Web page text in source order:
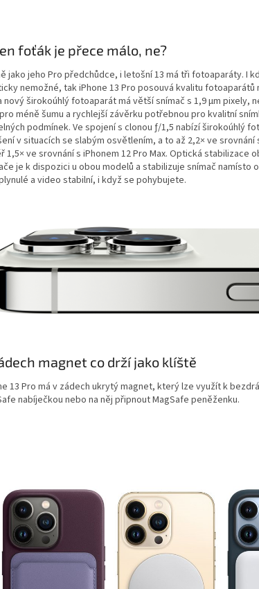
foťák je přece málo, ne?
jako jeho Pro předchůdce, i letošní 13 má tři fotoaparáty. I
nemožné, tak iPhone 13 Pro posouvá kvalitu fotoaparátů
nový širokoúhlý fotoaparát má větší snímač s 1,9 µm pixely,
méně šumu a rychlejší závěrku potřebnou pro kvalitní
podmínek. Ve spojení s clonou ƒ/1,5 nabízí širokoúhlý
v situacích se slabým osvětlením, a to až 2,2× ve srovnání
1,5× ve srovnání s iPhonem 12 Pro Max. Optická stabilizace
je k dispozici u obou modelů a stabilizuje snímač namísto
a video stabilní, i když se pohybujete.
magnet co drží jako klíště
13 Pro má v zádech ukrytý magnet, který lze využít k
nabíječkou nebo na něj připnout MagSafe peněženku.